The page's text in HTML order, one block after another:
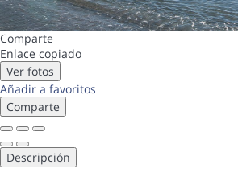
Comparte
Enlace copiado
Ver fotos
Añadir a favoritos
Comparte
Descripción